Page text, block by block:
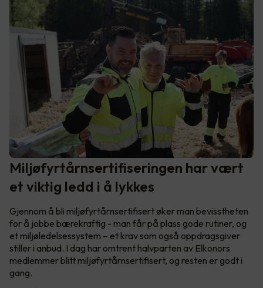
Miljøfyrtårnsertifiseringen har vært
et viktig ledd i å lykkes
Gjennom å bli miljøfyrtårnsertifisert øker man bevisstheten
for å jobbe bærekraftig - man får på plass gode rutiner, og
et miljøledelsessystem – et krav som også oppdragsgiver
stiller i anbud. I dag har omtrent halvparten av Elkonors
medlemmer blitt miljøfyrtårnsertifisert, og resten er godt i
gang.